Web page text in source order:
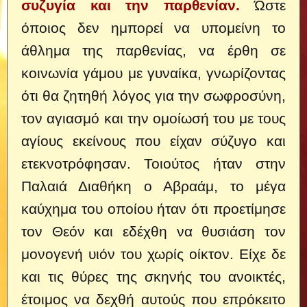
συζυγία και την παρθενίαν.Ώστε
όποιος δεν ημπορεί να υπομείνη το
άθλημα της παρθενίας, να έρθη σε
κοινωνία γάμου με γυναίκα, γνωρίζοντας
ότι θα ζητηθή λόγος για την σωφροσύνη,
τον αγιασμό και την ομοίωσή του με τους
αγίους εκείνους που είχαν σύζυγο και
ετεκνοτρόφησαν. Τοιούτος ήταν στην
Παλαιά Διαθήκη ο Αβραάμ, το μέγα
καύχημα του οποίου ήταν ότι προετίμησε
τον Θεόν και εδέχθη να θυσιάση τον
μονογενή υιόν του χωρίς οίκτον. Είχε δε
και τις θύρες της σκηνής του ανοικτές,
έτοιμος να δεχθή αυτούς που επρόκειτο